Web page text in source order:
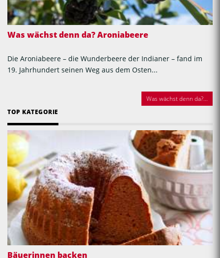
Was wächst denn da? Aroniabeere
Die Aroniabeere – die Wunderbeere der Indianer – fand im
19. Jahrhundert seinen Weg aus dem Osten...
Was wächst denn da?...
TOP KATEGORIE
Bäuerinnen backen